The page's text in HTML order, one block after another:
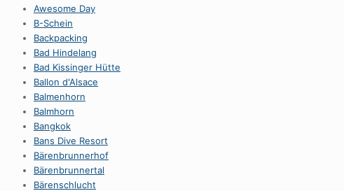
Awesome Day
B-Schein
Backpacking
Bad Hindelang
Bad Kissinger Hütte
Ballon d'Alsace
Balmenhorn
Balmhorn
Bangkok
Bans Dive Resort
Bärenbrunnerhof
Bärenbrunnertal
Bärenschlucht